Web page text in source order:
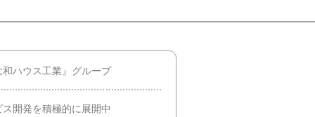
和ハウス工業』グループ
ス開発を積極的に展開中